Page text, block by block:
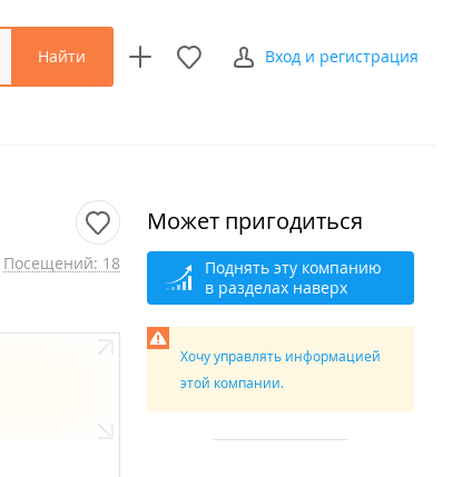
Найти Вход и регистрация
Посещений: 18
Может пригодиться
Поднять эту компанию
в разделах наверх
Хочу управлять информацией
этой компании.